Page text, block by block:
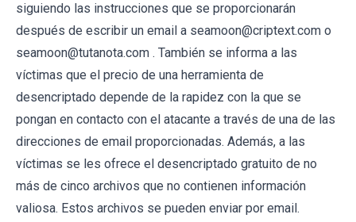
siguiendo las instrucciones que se proporcionarán
después de escribir un email a seamoon@criptext.com o
seamoon@tutanota.com . También se informa a las
víctimas que el precio de una herramienta de
desencriptado depende de la rapidez con la que se
pongan en contacto con el atacante a través de una de las
direcciones de email proporcionadas. Además, a las
víctimas se les ofrece el desencriptado gratuito de no
más de cinco archivos que no contienen información
valiosa. Estos archivos se pueden enviar por email.